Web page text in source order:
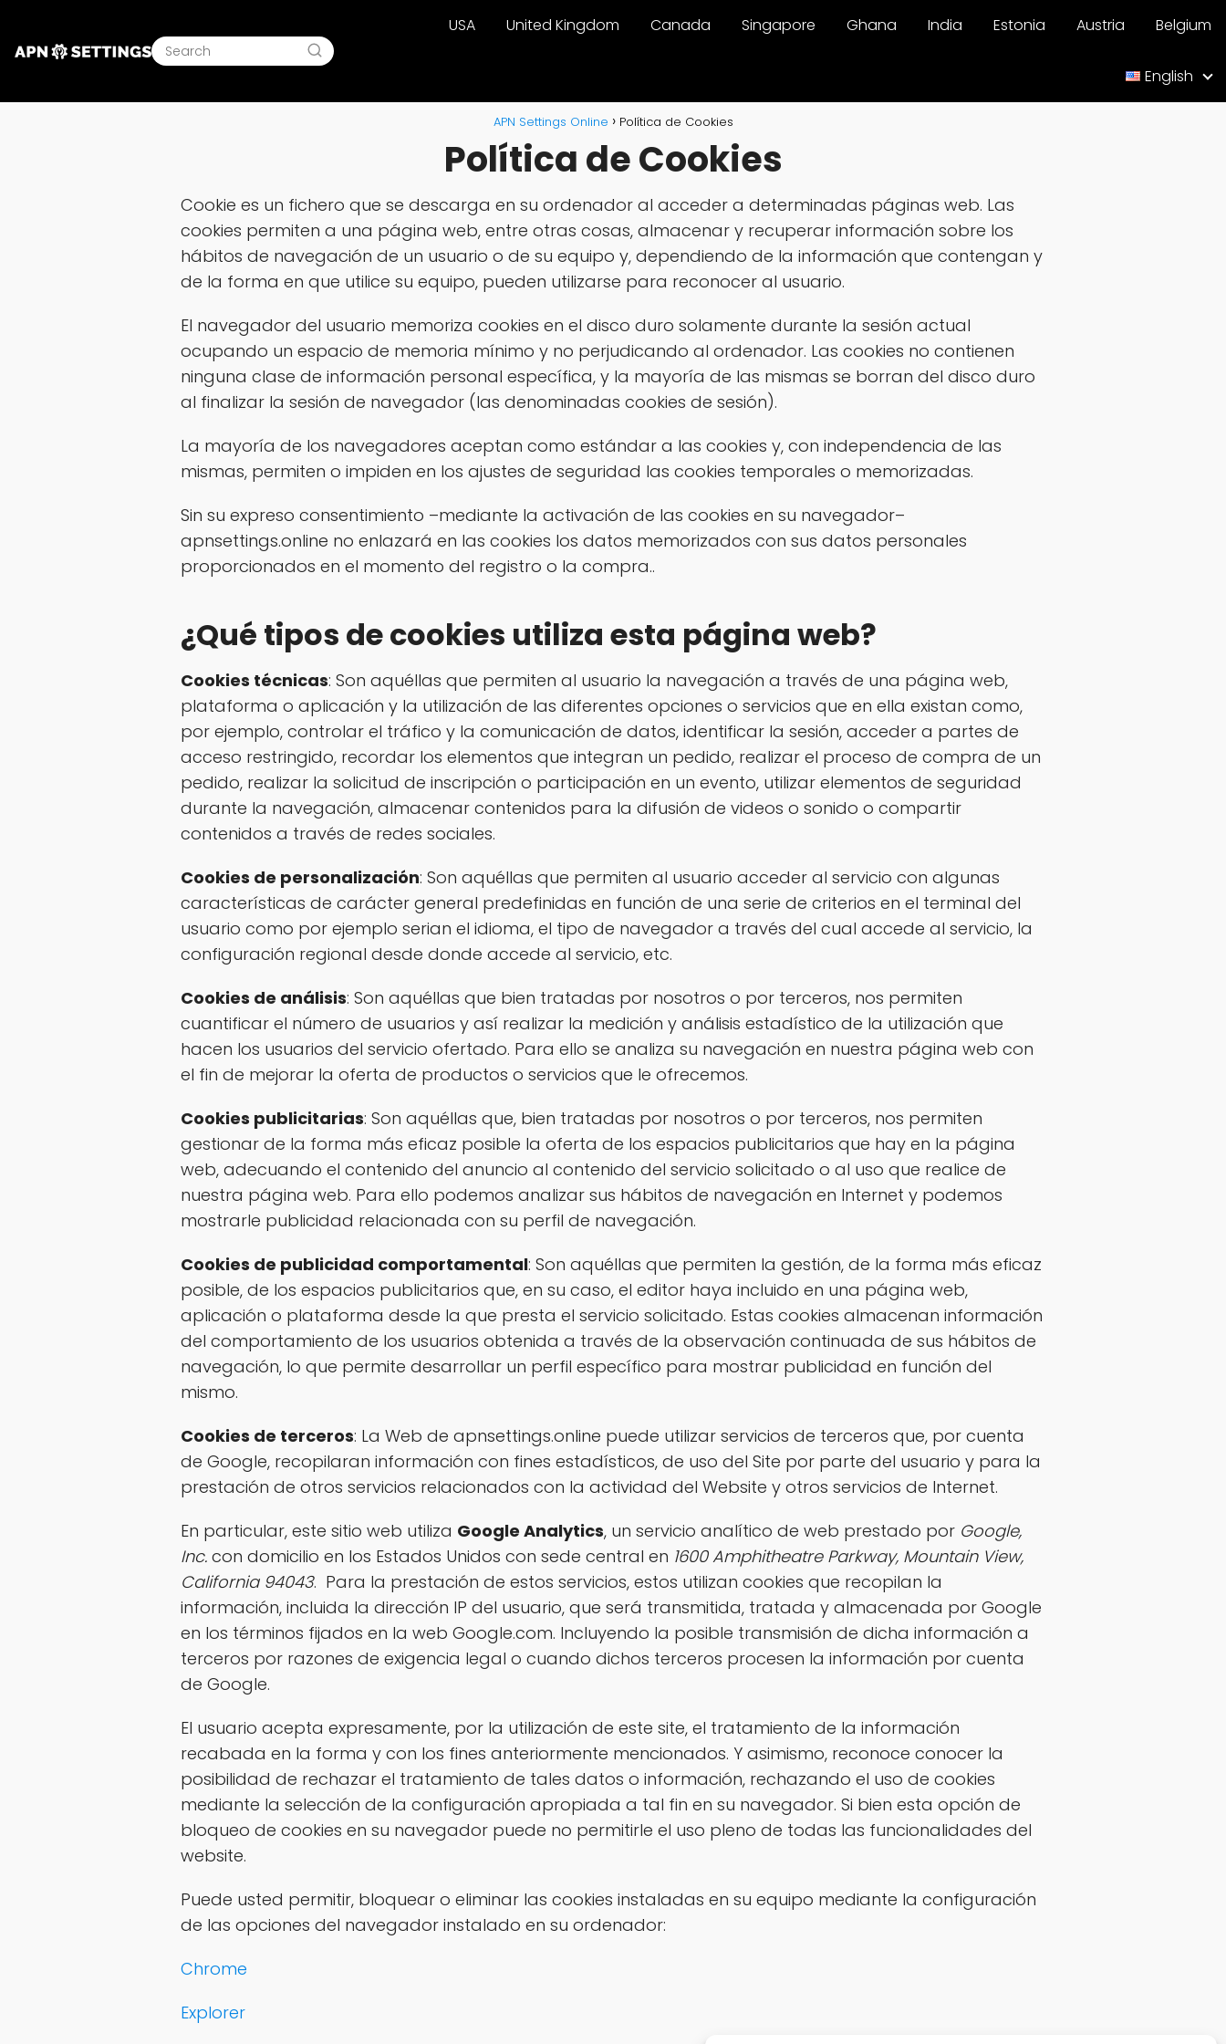
USA United Kingdom Canada Singapore Ghana India Estonia Austria Belgium
English
APN Settings Online Política de Cookies
Política de Cookies
Cookie es un fichero que se descarga en su ordenador al acceder a determinadas páginas web. Las
cookies permiten a una página web, entre otras cosas, almacenar y recuperar información sobre los
hábitos de navegación de un usuario o de su equipo y, dependiendo de la información que contengan y
de la forma en que utilice su equipo, pueden utilizarse para reconocer al usuario.
El navegador del usuario memoriza cookies en el disco duro solamente durante la sesión actual
ocupando un espacio de memoria mínimo y no perjudicando al ordenador. Las cookies no contienen
ninguna clase de información personal específica, y la mayoría de las mismas se borran del disco duro
al finalizar la sesión de navegador (las denominadas cookies de sesión).
La mayoría de los navegadores aceptan como estándar a las cookies y, con independencia de las
mismas, permiten o impiden en los ajustes de seguridad las cookies temporales o memorizadas.
Sin su expreso consentimiento –mediante la activación de las cookies en su navegador–
apnsettings.online no enlazará en las cookies los datos memorizados con sus datos personales
proporcionados en el momento del registro o la compra..
¿Qué tipos de cookies utiliza esta página web?
Cookies técnicas: Son aquéllas que permiten al usuario la navegación a través de una página web,
plataforma o aplicación y la utilización de las diferentes opciones o servicios que en ella existan como,
por ejemplo, controlar el tráfico y la comunicación de datos, identificar la sesión, acceder a partes de
acceso restringido, recordar los elementos que integran un pedido, realizar el proceso de compra de un
pedido, realizar la solicitud de inscripción o participación en un evento, utilizar elementos de seguridad
durante la navegación, almacenar contenidos para la difusión de videos o sonido o compartir
contenidos a través de redes sociales.
Cookies de personalización: Son aquéllas que permiten al usuario acceder al servicio con algunas
características de carácter general predefinidas en función de una serie de criterios en el terminal del
usuario como por ejemplo serian el idioma, el tipo de navegador a través del cual accede al servicio, la
configuración regional desde donde accede al servicio, etc.
Cookies de análisis: Son aquéllas que bien tratadas por nosotros o por terceros, nos permiten
cuantificar el número de usuarios y así realizar la medición y análisis estadístico de la utilización que
hacen los usuarios del servicio ofertado. Para ello se analiza su navegación en nuestra página web con
el fin de mejorar la oferta de productos o servicios que le ofrecemos.
Cookies publicitarias: Son aquéllas que, bien tratadas por nosotros o por terceros, nos permiten
gestionar de la forma más eficaz posible la oferta de los espacios publicitarios que hay en la página
web, adecuando el contenido del anuncio al contenido del servicio solicitado o al uso que realice de
nuestra página web. Para ello podemos analizar sus hábitos de navegación en Internet y podemos
mostrarle publicidad relacionada con su perfil de navegación.
Cookies de publicidad comportamental: Son aquéllas que permiten la gestión, de la forma más eficaz
posible, de los espacios publicitarios que, en su caso, el editor haya incluido en una página web,
aplicación o plataforma desde la que presta el servicio solicitado. Estas cookies almacenan información
del comportamiento de los usuarios obtenida a través de la observación continuada de sus hábitos de
navegación, lo que permite desarrollar un perfil específico para mostrar publicidad en función del
mismo.
Cookies de terceros: La Web de apnsettings.online puede utilizar servicios de terceros que, por cuenta
de Google, recopilaran información con fines estadísticos, de uso del Site por parte del usuario y para la
prestación de otros servicios relacionados con la actividad del Website y otros servicios de Internet.
En particular, este sitio web utiliza Google Analytics, un servicio analítico de web prestado por Google,
Inc. con domicilio en los Estados Unidos con sede central en 1600 Amphitheatre Parkway, Mountain View,
California 94043. Para la prestación de estos servicios, estos utilizan cookies que recopilan la
información, incluida la dirección IP del usuario, que será transmitida, tratada y almacenada por Google
en los términos fijados en la web Google.com. Incluyendo la posible transmisión de dicha información a
terceros por razones de exigencia legal o cuando dichos terceros procesen la información por cuenta
de Google.
El usuario acepta expresamente, por la utilización de este site, el tratamiento de la información
recabada en la forma y con los fines anteriormente mencionados. Y asimismo, reconoce conocer la
posibilidad de rechazar el tratamiento de tales datos o información, rechazando el uso de cookies
mediante la selección de la configuración apropiada a tal fin en su navegador. Si bien esta opción de
bloqueo de cookies en su navegador puede no permitirle el uso pleno de todas las funcionalidades del
website.
Puede usted permitir, bloquear o eliminar las cookies instaladas en su equipo mediante la configuración
de las opciones del navegador instalado en su ordenador:
Chrome
Explorer